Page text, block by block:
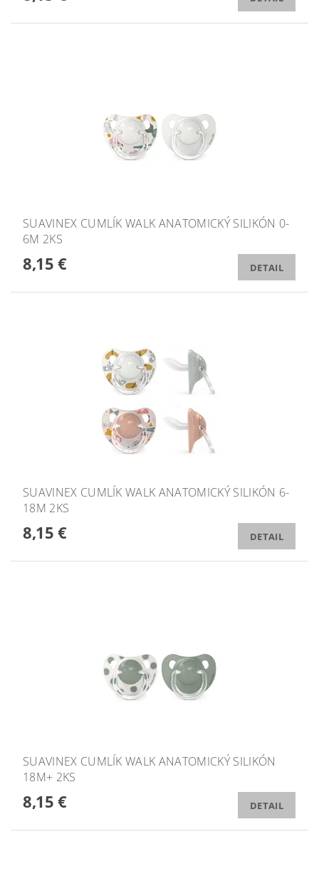
SUAVINEX CUMLÍK WALK ANATOMICKÝ SILIKÓN 0-
6M 2KS
8,15 € DETAIL
SUAVINEX CUMLÍK WALK ANATOMICKÝ SILIKÓN 6-
18M 2KS
8,15 € DETAIL
SUAVINEX CUMLÍK WALK ANATOMICKÝ SILIKÓN
18M+ 2KS
8,15 € DETAIL